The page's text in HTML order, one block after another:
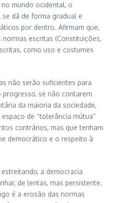
mundo ocidental, o
dá de forma gradual e
por dentro. Afirmam que,
escritas (Constituições,
como uso e costumes
não serão suficientes para
se não contarem
da maioria da sociedade,
de “tolerância mútua”
contrários, mas que tenham
democrático e o respeito à
a democracia
de lentas, mas persistente.
é a erosão das normas